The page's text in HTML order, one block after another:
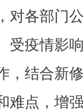
对各部门
受疫情影
，结合新
难点，增